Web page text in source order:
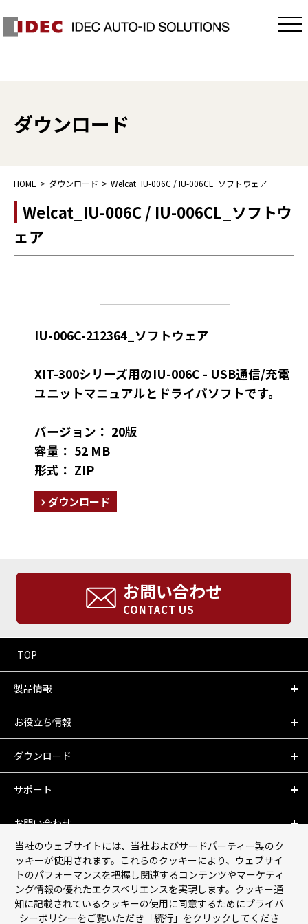
当社のウェブサイトには、当社およびサードパーティー製のク
ッキーが使用されます。これらのクッキーにより、ウェブサイ
トのパフォーマンスを把握し関連するコンテンツやマーケティ
ング情報の優れたエクスペリエンスを実現します。クッキー通
知に記載されているクッキーの使用に同意するためにプライバ
シーポリシーをご覧いただき「続行」をクリックしてくださ
ダウンロード
HOME ダウンロード Welcat_IU-006C / IU-006CL_ソフトウェア
Welcat_IU-006C / IU-006CL_ソフトウ
ェア
IU-006C-212364_ソフトウェア
XIT-300シリーズ用のIU-006C - USB通信/充電
ユニットマニュアルとドライバソフトです。
バージョン： 20版
容量： 52 MB
形式： ZIP
ダウンロード
お問い合わせ
CONTACT US
TOP
製品情報
お役立ち情報
ダウンロード
サポート
お問い合わせ
会社情報
個人情報保護について